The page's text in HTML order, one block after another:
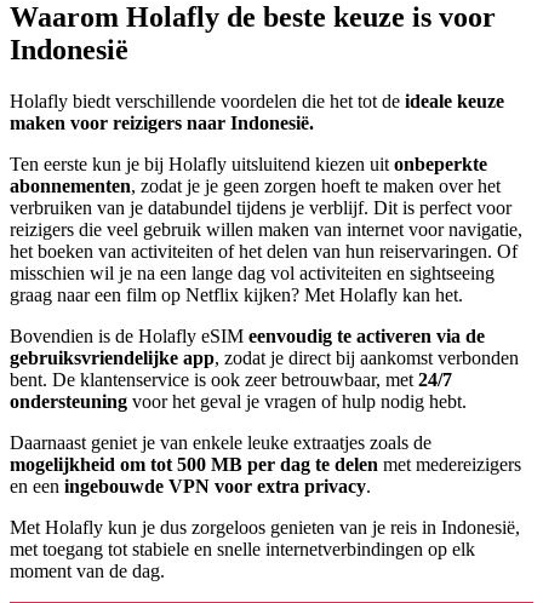
Waarom Holafly de beste keuze is voor
Indonesië
Holafly biedt verschillende voordelen die het tot de ideale keuze
maken voor reizigers naar Indonesië.
Ten eerste kun je bij Holafly uitsluitend kiezen uit onbeperkte
abonnementen, zodat je je geen zorgen hoeft te maken over het
verbruiken van je databundel tijdens je verblijf. Dit is perfect voor
reizigers die veel gebruik willen maken van internet voor navigatie,
het boeken van activiteiten of het delen van hun reiservaringen. Of
misschien wil je na een lange dag vol activiteiten en sightseeing
graag naar een film op Netflix kijken? Met Holafly kan het.
Bovendien is de Holafly eSIM eenvoudig te activeren via de
gebruiksvriendelijke app, zodat je direct bij aankomst verbonden
bent. De klantenservice is ook zeer betrouwbaar, met 24/7
ondersteuning voor het geval je vragen of hulp nodig hebt.
Daarnaast geniet je van enkele leuke extraatjes zoals de
mogelijkheid om tot 500 MB per dag te delen met medereizigers
en een ingebouwde VPN voor extra privacy.
Met Holafly kun je dus zorgeloos genieten van je reis in Indonesië,
met toegang tot stabiele en snelle internetverbindingen op elk
moment van de dag.